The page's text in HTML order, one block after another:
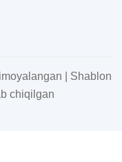
| Shablon
chiqilgan